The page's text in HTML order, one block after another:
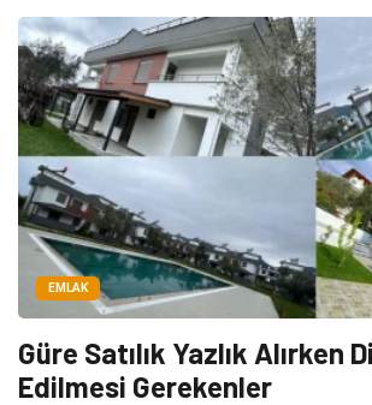
EMLAK
Güre Satılık Yazlık Alırken
Edilmesi Gerekenler